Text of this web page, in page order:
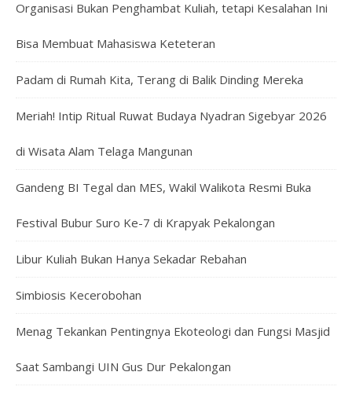
Organisasi Bukan Penghambat Kuliah, tetapi Kesalahan Ini
Bisa Membuat Mahasiswa Keteteran
Padam di Rumah Kita, Terang di Balik Dinding Mereka
Meriah! Intip Ritual Ruwat Budaya Nyadran Sigebyar 2026
di Wisata Alam Telaga Mangunan
Gandeng BI Tegal dan MES, Wakil Walikota Resmi Buka
Festival Bubur Suro Ke-7 di Krapyak Pekalongan
Libur Kuliah Bukan Hanya Sekadar Rebahan
Simbiosis Kecerobohan
Menag Tekankan Pentingnya Ekoteologi dan Fungsi Masjid
Saat Sambangi UIN Gus Dur Pekalongan